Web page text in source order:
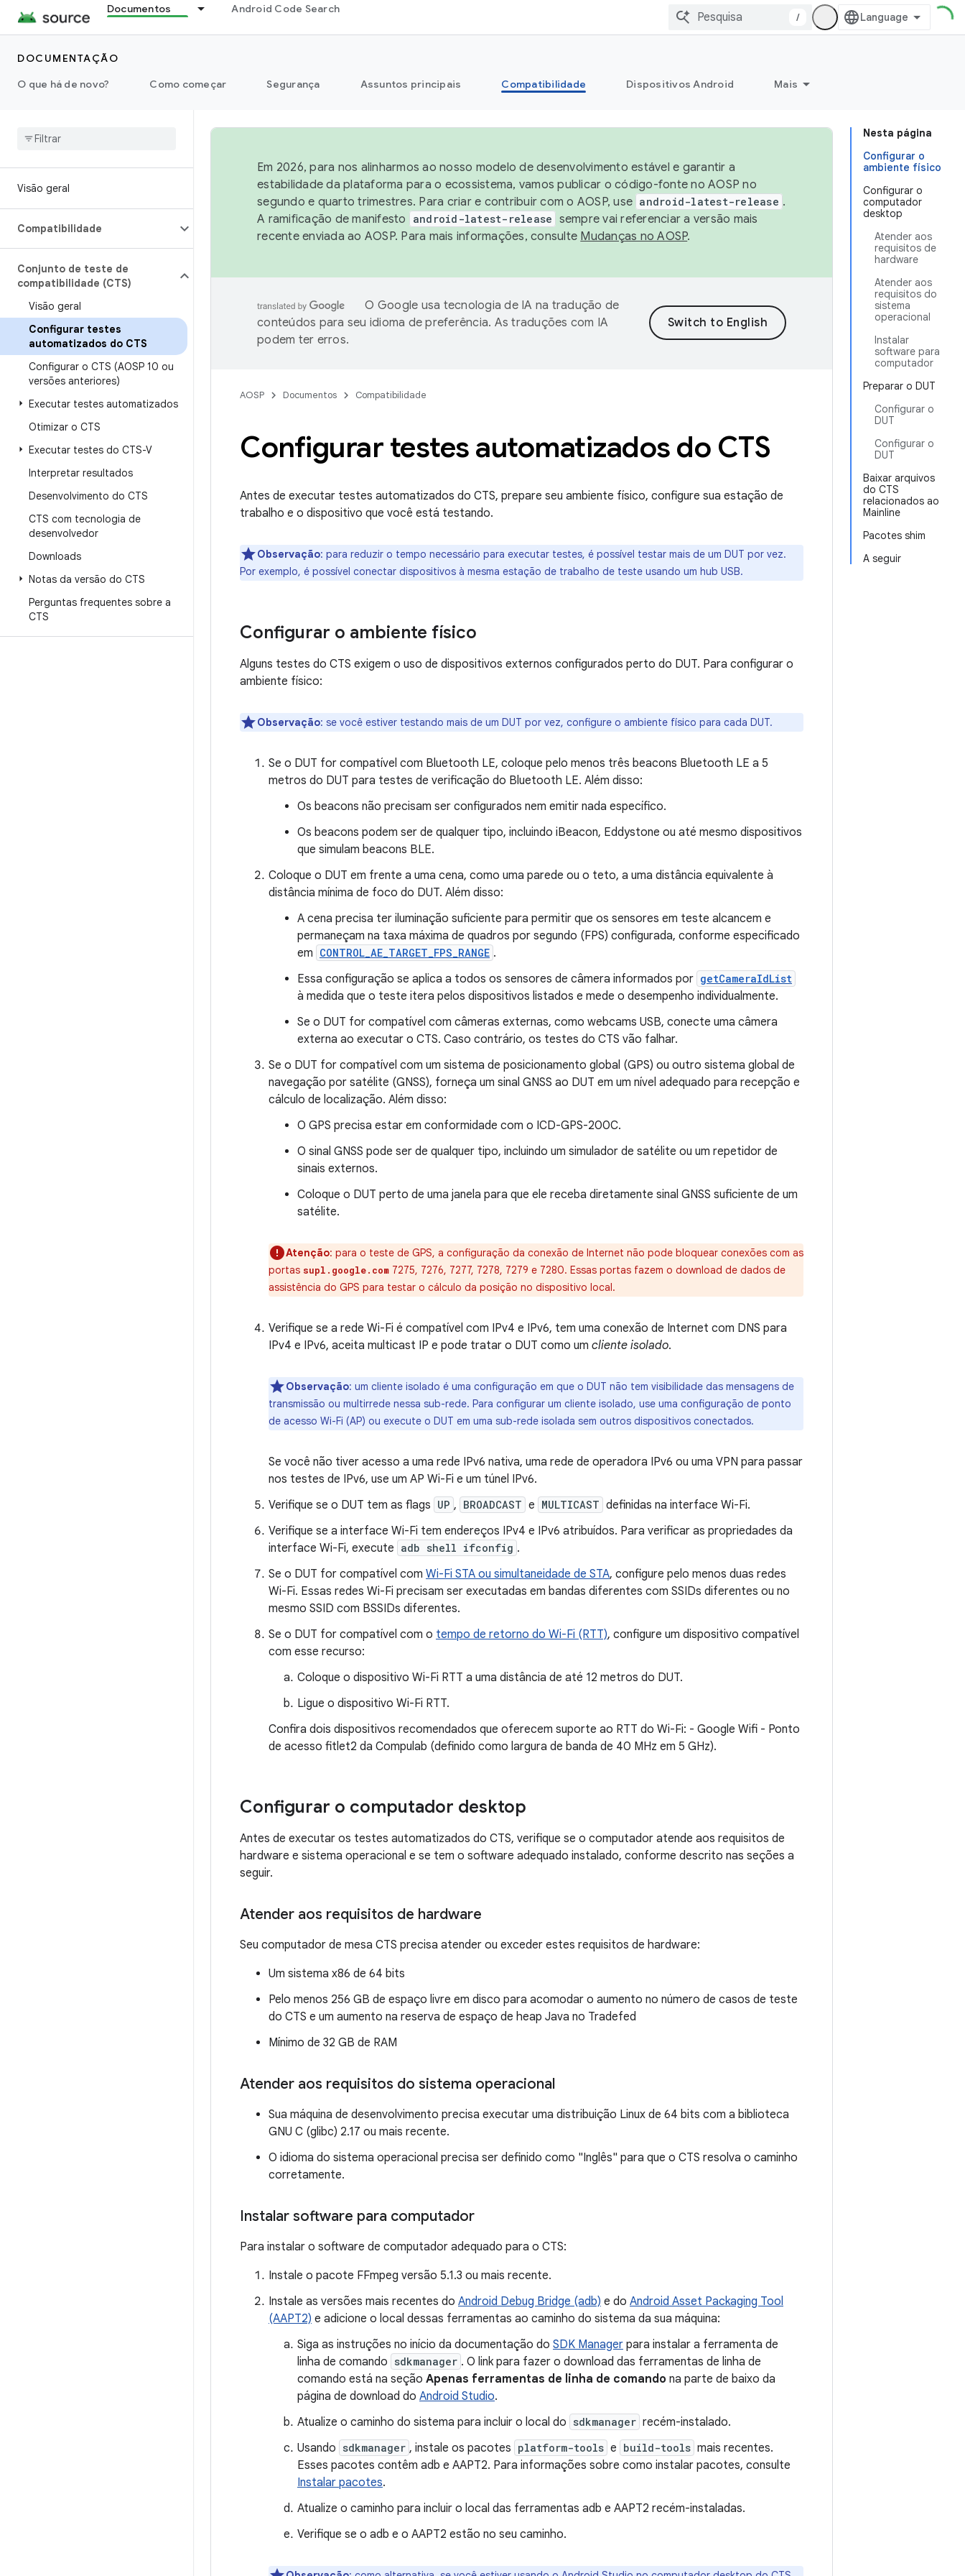
Documentos Android Code Search
/
DOCUMENTAÇÃO
O que há de novo?
Como começar Segurança Assuntos principais Compatibilidade Dispositivos Android Mais
Visão geral
Compatibilidade
Conjunto de teste de
compatibilidade (CTS)
Visão geral
Configurar testes
automatizados do CTS
Configurar o CTS (AOSP 10 ou
versões anteriores)
Executar testes automatizados
Otimizar o CTS
Executar testes do CTS-V
Interpretar resultados
Desenvolvimento do CTS
CTS com tecnologia de
desenvolvedor
Downloads
Notas da versão do CTS
Perguntas frequentes sobre a
CTS
Nesta página
Configurar o
ambiente físico
Configurar o
computador
desktop
Atender aos
requisitos de
hardware
Atender aos
requisitos do
sistema
operacional
Instalar
software para
computador
Preparar o DUT
Configurar o
DUT
Configurar o
DUT
Baixar arquivos
do CTS
relacionados ao
Mainline
Pacotes shim
A seguir
Em 2026, para nos alinharmos ao nosso modelo de desenvolvimento estável e garantir a
estabilidade da plataforma para o ecossistema, vamos publicar o código-fonte no AOSP no
segundo e quarto trimestres. Para criar e contribuir com o AOSP, use android-latest-release .
A ramificação de manifesto
android-latest-release sempre vai referenciar a versão mais
recente enviada ao AOSP. Para mais informações, consulte Mudanças no AOSP.
O Google usa tecnologia de IA na tradução de
conteúdos para seu idioma de preferência. As traduções com IA
podem ter erros.
AOSP Documentos Compatibilidade
Configurar testes automatizados do CTS
Antes de executar testes automatizados do CTS, prepare seu ambiente físico, configure sua estação de
trabalho e o dispositivo que você está testando.
Observação: para reduzir o tempo necessário para executar testes, é possível testar mais de um DUT por vez.
Por exemplo, é possível conectar dispositivos à mesma estação de trabalho de teste usando um hub USB.
Configurar o ambiente físico
Alguns testes do CTS exigem o uso de dispositivos externos configurados perto do DUT. Para configurar o
ambiente físico:
Observação: se você estiver testando mais de um DUT por vez, configure o ambiente físico para cada DUT.
Se o DUT for compatível com Bluetooth LE, coloque pelo menos três beacons Bluetooth LE a 5
metros do DUT para testes de verificação do Bluetooth LE. Além disso:
Os beacons não precisam ser configurados nem emitir nada específico.
Os beacons podem ser de qualquer tipo, incluindo iBeacon, Eddystone ou até mesmo dispositivos
que simulam beacons BLE.
Coloque o DUT em frente a uma cena, como uma parede ou o teto, a uma distância equivalente à
distância mínima de foco do DUT. Além disso:
A cena precisa ter iluminação suficiente para permitir que os sensores em teste alcancem e
permaneçam na taxa máxima de quadros por segundo (FPS) configurada, conforme especificado
em CONTROL_AE_TARGET_FPS_RANGE .
Essa configuração se aplica a todos os sensores de câmera informados por getCameraIdList
à medida que o teste itera pelos dispositivos listados e mede o desempenho individualmente.
Se o DUT for compatível com câmeras externas, como webcams USB, conecte uma câmera
externa ao executar o CTS. Caso contrário, os testes do CTS vão falhar.
Se o DUT for compatível com um sistema de posicionamento global (GPS) ou outro sistema global de
navegação por satélite (GNSS), forneça um sinal GNSS ao DUT em um nível adequado para recepção e
cálculo de localização. Além disso:
O GPS precisa estar em conformidade com o ICD-GPS-200C.
O sinal GNSS pode ser de qualquer tipo, incluindo um simulador de satélite ou um repetidor de
sinais externos.
Coloque o DUT perto de uma janela para que ele receba diretamente sinal GNSS suficiente de um
satélite.
Atenção: para o teste de GPS, a configuração da conexão de Internet não pode bloquear conexões com as
portas supl.google.com 7275, 7276, 7277, 7278, 7279 e 7280. Essas portas fazem o download de dados de
assistência do GPS para testar o cálculo da posição no dispositivo local.
Verifique se a rede Wi-Fi é compatível com IPv4 e IPv6, tem uma conexão de Internet com DNS para
IPv4 e IPv6, aceita multicast IP e pode tratar o DUT como um cliente isolado.
Observação: um cliente isolado é uma configuração em que o DUT não tem visibilidade das mensagens de
transmissão ou multirrede nessa sub-rede. Para configurar um cliente isolado, use uma configuração de ponto
de acesso Wi-Fi (AP) ou execute o DUT em uma sub-rede isolada sem outros dispositivos conectados.
Se você não tiver acesso a uma rede IPv6 nativa, uma rede de operadora IPv6 ou uma VPN para passar
nos testes de IPv6, use um AP Wi-Fi e um túnel IPv6.
Verifique se o DUT tem as flags UP , BROADCAST e MULTICAST definidas na interface Wi-Fi.
Verifique se a interface Wi-Fi tem endereços IPv4 e IPv6 atribuídos. Para verificar as propriedades da
interface Wi-Fi, execute adb shell ifconfig .
Se o DUT for compatível com Wi-Fi STA ou simultaneidade de STA, configure pelo menos duas redes
Wi-Fi. Essas redes Wi-Fi precisam ser executadas em bandas diferentes com SSIDs diferentes ou no
mesmo SSID com BSSIDs diferentes.
Se o DUT for compatível com o tempo de retorno do Wi-Fi (RTT), configure um dispositivo compatível
com esse recurso:
Coloque o dispositivo Wi-Fi RTT a uma distância de até 12 metros do DUT.
Ligue o dispositivo Wi-Fi RTT.
Confira dois dispositivos recomendados que oferecem suporte ao RTT do Wi-Fi: - Google Wifi - Ponto
de acesso fitlet2 da Compulab (definido como largura de banda de 40 MHz em 5 GHz).
Configurar o computador desktop
Antes de executar os testes automatizados do CTS, verifique se o computador atende aos requisitos de
hardware e sistema operacional e se tem o software adequado instalado, conforme descrito nas seções a
seguir.
Atender aos requisitos de hardware
Seu computador de mesa CTS precisa atender ou exceder estes requisitos de hardware:
Um sistema x86 de 64 bits
Pelo menos 256 GB de espaço livre em disco para acomodar o aumento no número de casos de teste
do CTS e um aumento na reserva de espaço de heap Java no Tradefed
Mínimo de 32 GB de RAM
Atender aos requisitos do sistema operacional
Sua máquina de desenvolvimento precisa executar uma distribuição Linux de 64 bits com a biblioteca
GNU C (glibc) 2.17 ou mais recente.
O idioma do sistema operacional precisa ser definido como "Inglês" para que o CTS resolva o caminho
corretamente.
Instalar software para computador
Para instalar o software de computador adequado para o CTS:
Instale o pacote FFmpeg versão 5.1.3 ou mais recente.
Instale as versões mais recentes do Android Debug Bridge (adb) e do Android Asset Packaging Tool
(AAPT2) e adicione o local dessas ferramentas ao caminho do sistema da sua máquina:
Siga as instruções no início da documentação do SDK Manager para instalar a ferramenta de
linha de comando sdkmanager . O link para fazer o download das ferramentas de linha de
comando está na seção Apenas ferramentas de linha de comando na parte de baixo da
página de download do Android Studio.
Atualize o caminho do sistema para incluir o local do sdkmanager recém-instalado.
Usando sdkmanager , instale os pacotes platform-tools e build-tools mais recentes.
Esses pacotes contêm adb e AAPT2. Para informações sobre como instalar pacotes, consulte
Instalar pacotes.
Atualize o caminho para incluir o local das ferramentas adb e AAPT2 recém-instaladas.
Verifique se o adb e o AAPT2 estão no seu caminho.